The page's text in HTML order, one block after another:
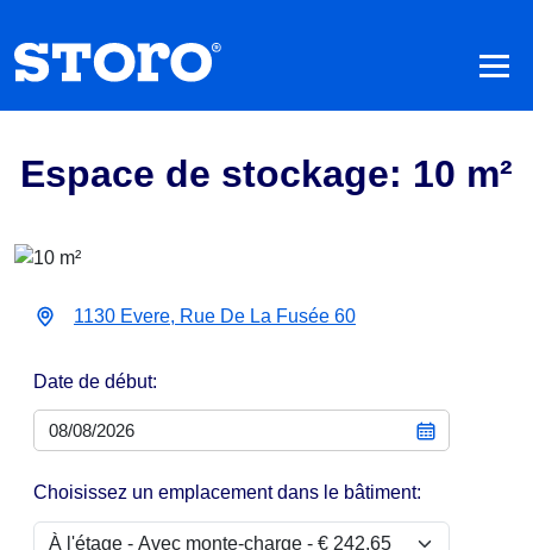
Espace de stockage: 10 m²
1130 Evere, Rue De La Fusée 60
Date de début:
Choisissez un emplacement dans le bâtiment: